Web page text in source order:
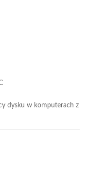
dysku w komputerach z